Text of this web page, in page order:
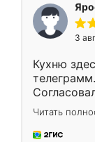
3
Кухню
недели
довольны
мебель за
Читать